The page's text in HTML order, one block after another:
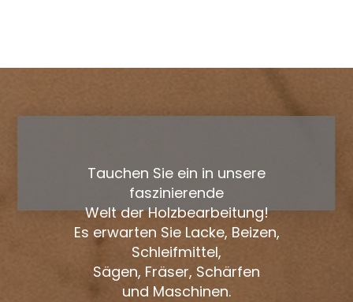
Tauchen Sie ein in unsere
faszinierende
Welt der Holzbearbeitung!
Es erwarten Sie Lacke, Beizen,
Schleifmittel,
Sägen, Fräser, Schärfen
und Maschinen.